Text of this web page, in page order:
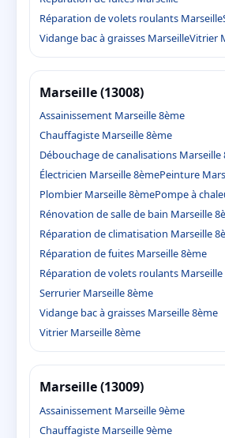
Réparation de volets roulants Marseille
Vidange bac à graisses MarseilleVitrier
Marseille (13008)
Assainissement Marseille 8ème
Chauffagiste Marseille 8ème
Débouchage de canalisations Marseille
Électricien Marseille 8èmePeinture
Plombier Marseille 8èmePompe à
Rénovation de salle de bain Marseille
Réparation de climatisation Marseille
Réparation de fuites Marseille 8ème
Réparation de volets roulants Marseille
Serrurier Marseille 8ème
Vidange bac à graisses Marseille 8ème
Vitrier Marseille 8ème
Marseille (13009)
Assainissement Marseille 9ème
Chauffagiste Marseille 9ème